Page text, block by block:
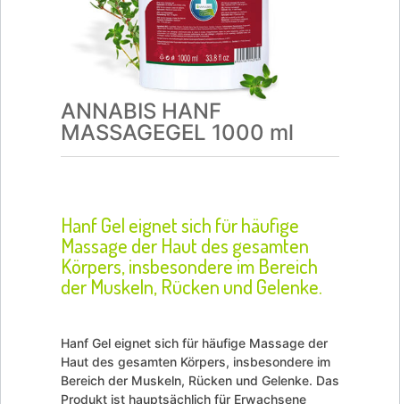
ANNABIS HANF
MASSAGEGEL 1000 ml
Hanf Gel eignet sich für häufige
Massage der Haut des gesamten
Körpers, insbesondere im Bereich
der Muskeln, Rücken und Gelenke.
Hanf Gel eignet sich für häufige Massage der
Haut des gesamten Körpers, insbesondere im
Bereich der Muskeln, Rücken und Gelenke. Das
Produkt ist hauptsächlich für Erwachsene